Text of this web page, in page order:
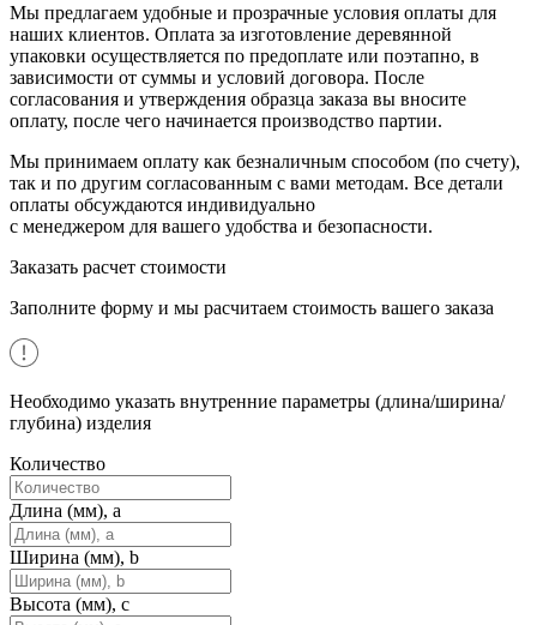
Мы предлагаем удобные и прозрачные условия оплаты для
наших клиентов. Оплата за изготовление деревянной
упаковки осуществляется по предоплате или поэтапно, в
зависимости от суммы и условий договора. После
согласования и утверждения образца заказа вы вносите
оплату, после чего начинается производство партии.
Мы принимаем оплату как безналичным способом (по счету),
так и по другим согласованным с вами методам. Все детали
оплаты обсуждаются индивидуально
с менеджером для вашего удобства и безопасности.
Заказать расчет стоимости
Заполните форму и мы расчитаем стоимость вашего заказа
Необходимо указать внутренние параметры (длина/ширина/
глубина) изделия
Количество
Длина (мм), a
Ширина (мм), b
Высота (мм), c